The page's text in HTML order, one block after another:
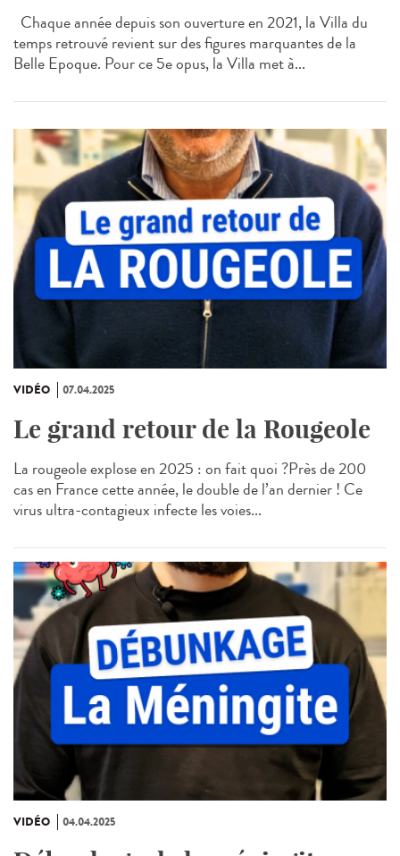
Chaque année depuis son ouverture en 2021, la Villa du
temps retrouvé revient sur des figures marquantes de la
Belle Epoque. Pour ce 5e opus, la Villa met à...
VIDÉO 07.04.2025
Le grand retour de la Rougeole
La rougeole explose en 2025 : on fait quoi ?Près de 200
cas en France cette année, le double de l’an dernier ! Ce
virus ultra-contagieux infecte les voies...
VIDÉO 04.04.2025